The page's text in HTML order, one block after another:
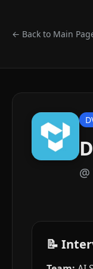
← Back to Main
@
📝